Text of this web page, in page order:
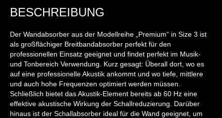
BESCHREIBUNG
Der Wandabsorber aus der Modellreihe „Premium“ in Size 3 ist
als großflächiger Breitbandabsorber perfekt für den
professionellen Einsatz geeignet und findet perfekt im Musik-
und Tonbereich Verwendung. Kurz gesagt: Überall dort, wo es
auf eine professionelle Akustik ankommt und wo tiefe, mittlere
und auch hohe Frequenzen optimiert werden müssen.
Schließlich bietet das Akustik-Element bereits ab 60 Hz eine
effektive akustische Wirkung der Schallreduzierung. Darüber
hinaus ist der Schallabsorber ideal für die Wand geeignet, um